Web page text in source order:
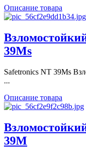
Описание товара
39Ms
Safetronics NT 39Ms
...
Описание товара
39M